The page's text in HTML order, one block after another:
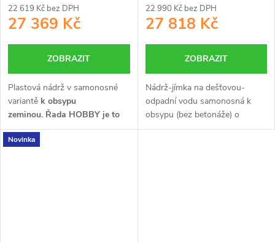
22 619 Kč bez DPH
27 369 Kč
ZOBRAZIT
Plastová nádrž v samonosné
variantě k obsypu
zeminou. Řada HOBBY je to
nejlepší v poměru cena/výkon.
Je určena především pro ty,
22 990 Kč bez DPH
27 818 Kč
ZOBRAZIT
Nádrž-jímka na dešťovou-
odpadní vodu samonosná k
obsypu (bez betonáže) o
objemu 6 m . Vyrobena
Novinka